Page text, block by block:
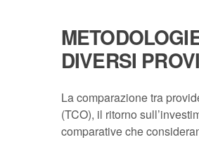
DIVERSI
La comparazione tra
(TCO), il ritorno
comparative che